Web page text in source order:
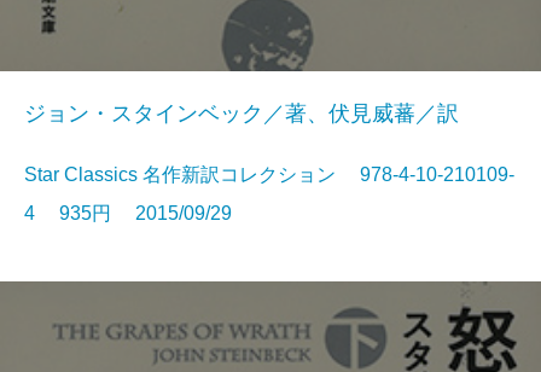
ジョン・スタインベック／著、伏見威蕃／訳
Star Classics 名作新訳コレクション 978-4-10-210109-
4 935円 2015/09/29